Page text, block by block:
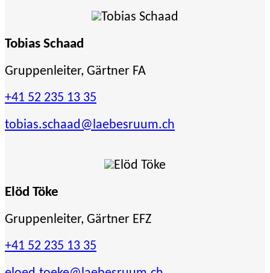
Tobias Schaad
Gruppenleiter, Gärtner FA
+41 52 235 13 35
tobias.schaad@laebesruum.ch
Elöd Töke
Gruppenleiter, Gärtner EFZ
+41 52 235 13 35